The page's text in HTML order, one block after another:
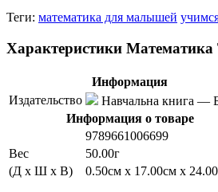
Теги: математика для малышей
Характеристики
Информация
Издательство
Навчальна книга —
Информация о товаре
9789661006699
Вес
50.00г
(Д x Ш x В)
0.50см x 17.00см x